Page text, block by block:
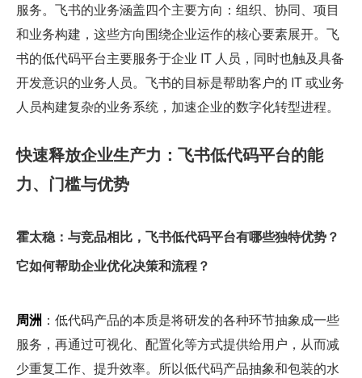
服务。飞书的业务涵盖四个主要方向：组织、协同、项目
和业务构建，这些方向围绕企业运作的核心要素展开。飞
书的低代码平台主要服务于企业 IT 人员，同时也触及具备
开发意识的业务人员。飞书的目标是帮助客户的 IT 或业务
人员构建复杂的业务系统，加速企业的数字化转型进程。
快速释放企业生产力：飞书低代码平台的能
力、门槛与优势
霍太稳：与竞品相比，飞书低代码平台有哪些独特优势？
它如何帮助企业优化决策和流程？
周洲 ：低代码产品的本质是将研发的各种环节抽象成一些
服务，再通过可视化、配置化等方式提供给用户，从而减
少重复工作、提升效率。所以低代码产品抽象和包装的水